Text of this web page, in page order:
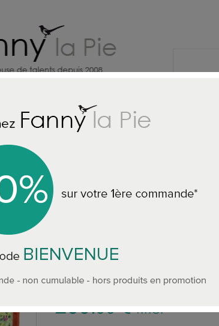
DECO MAISON
- PLAIDS - JETES DE LITS - CANAPES Designers
Designers Guild coussin
CCDG1696
260.00€T.T.C.